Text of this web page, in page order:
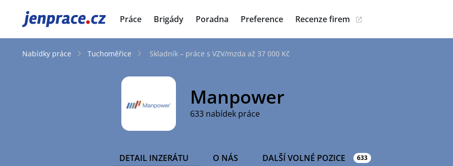
JenPráce.cz Práce Brigády Poradna Preference Recenze firem
Nabídky práce Tuchoměřice Skladník – práce s VZV/mzda až 37 000 Kč
Manpower
633 nabídek práce
DETAIL INZERÁTU O NÁS DALŠÍ VOLNÉ POZICE 633